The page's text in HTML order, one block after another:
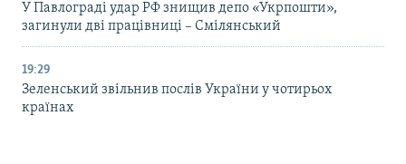
У Павлограді удар РФ знищив депо «Укрпошти»,
загинули дві працівниці – Смілянський
19:29
Зеленський звільнив послів України у чотирьох
країнах